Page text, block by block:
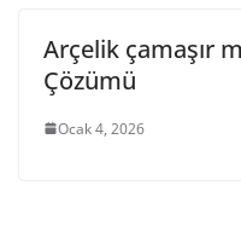
Arçelik çamaşır
Çözümü
Ocak 4, 2026